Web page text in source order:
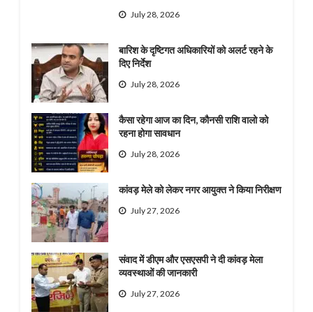
July 28, 2026
बारिश के दृष्टिगत अधिकारियों को अलर्ट रहने के
दिए निर्देश
July 28, 2026
कैसा रहेगा आज का दिन, कौनसी राशि वालो को
रहना होगा सावधान
July 28, 2026
कांवड़ मेले को लेकर नगर आयुक्त ने किया निरीक्षण
July 27, 2026
संवाद में डीएम और एसएसपी ने दी कांवड़ मेला
व्यवस्थाओं की जानकारी
July 27, 2026